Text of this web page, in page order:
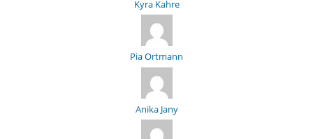
Kyra Kahre
Pia Ortmann
Anika Jany